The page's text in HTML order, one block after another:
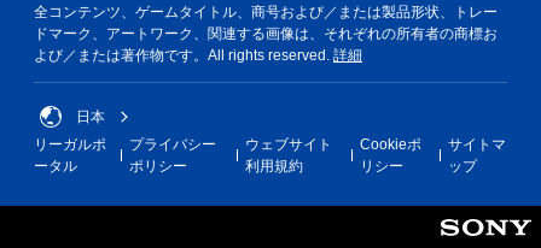
全コンテンツ、ゲームタイトル、商号および／または製品形状、トレー
ドマーク、アートワーク、関連する画像は、それぞれの所有者の商標お
よび／または著作物です。All rights reserved. 詳細
日本
リーガルポ
ータル
プライバシー
ポリシー
ウェブサイト
利用規約
Cookieポ
リシー
サイトマ
ップ